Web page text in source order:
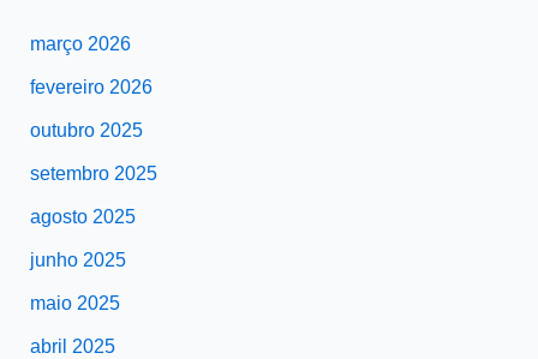
março 2026
fevereiro 2026
outubro 2025
setembro 2025
agosto 2025
junho 2025
maio 2025
abril 2025